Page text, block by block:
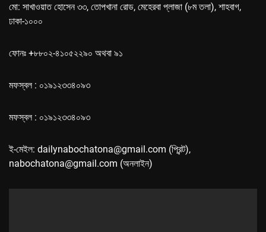
মো: সাখাওয়াত হোসেন ৩৩, তোপখানা রোড, মেহেরবা প্লাজা (৮ম তলা), শাহবাগ,
ঢাকা-১০০০
ফোনঃ +৮৮০২-৪১০৫২২৯০ অথবা ৯১
মফস্বল : ০১৯১২৩৩৪০৯৩
মফস্বল : ০১৯১২৩৩৪০৯৩
ই-মেইল: dailynabochatona@gmail.com (প্রিন্ট),
nabochatona@gmail.com (অনলাইন)